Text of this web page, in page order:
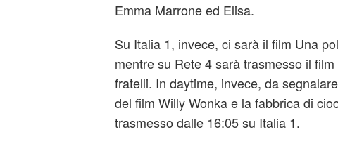
Emma Marrone ed Elisa.
Su Italia 1, invece, ci sarà il film Una
mentre su Rete 4 sarà trasmesso il
fratelli. In daytime, invece, da
del film Willy Wonka e la fabbrica di
trasmesso dalle 16:05 su Italia 1.